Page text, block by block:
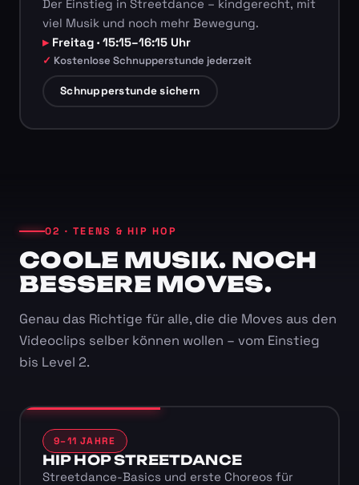
Der Einstieg in Streetdance – kindgerecht, mit
viel Musik und noch mehr Bewegung.
Freitag · 15:15–16:15 Uhr
Kostenlose Schnupperstunde jederzeit
Schnupperstunde sichern
02 · TEENS & HIP HOP
COOLE MUSIK. NOCH
BESSERE MOVES.
Genau das Richtige für alle, die die Moves aus den
Videoclips selber können wollen – vom Einstieg
bis Level 2.
9–11 JAHRE
HIP HOP STREETDANCE
Streetdance-Basics und erste Choreos für